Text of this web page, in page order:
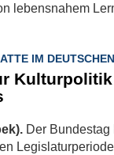
lebensnahem
IM
Der Bundestag